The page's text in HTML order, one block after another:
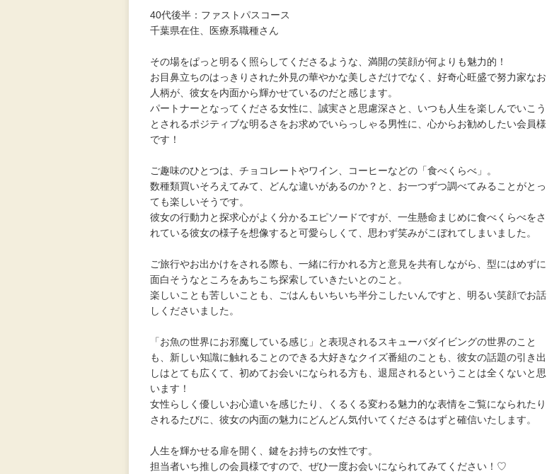
40代後半：ファストパスコース
千葉県在住、医療系職種さん
その場をぱっと明るく照らしてくださるような、満開の笑顔が何よりも魅力的！
お目鼻立ちのはっきりされた外見の華やかな美しさだけでなく、好奇心旺盛で努力家なお
人柄が、彼女を内面から輝かせているのだと感じます。
パートナーとなってくださる女性に、誠実さと思慮深さと、いつも人生を楽しんでいこう
とされるポジティブな明るさをお求めでいらっしゃる男性に、心からお勧めしたい会員様
です！
ご趣味のひとつは、チョコレートやワイン、コーヒーなどの「食べくらべ」。
数種類買いそろえてみて、どんな違いがあるのか？と、お一つずつ調べてみることがとっ
ても楽しいそうです。
彼女の行動力と探求心がよく分かるエピソードですが、一生懸命まじめに食べくらべをさ
れている彼女の様子を想像すると可愛らしくて、思わず笑みがこぼれてしまいました。
ご旅行やお出かけをされる際も、一緒に行かれる方と意見を共有しながら、型にはめずに
面白そうなところをあちこち探索していきたいとのこと。
楽しいことも苦しいことも、ごはんもいちいち半分こしたいんですと、明るい笑顔でお話
しくださいました。
「お魚の世界にお邪魔している感じ」と表現されるスキューバダイビングの世界のこと
も、新しい知識に触れることのできる大好きなクイズ番組のことも、彼女の話題の引き出
しはとても広くて、初めてお会いになられる方も、退屈されるということは全くないと思
います！
女性らしく優しいお心遣いを感じたり、くるくる変わる魅力的な表情をご覧になられたり
されるたびに、彼女の内面の魅力にどんどん気付いてくださるはずと確信いたします。
人生を輝かせる扉を開く、鍵をお持ちの女性です。
担当者いち推しの会員様ですので、ぜひ一度お会いになられてみてください！♡